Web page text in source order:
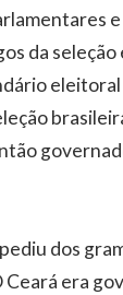
da
dos
Ceará era